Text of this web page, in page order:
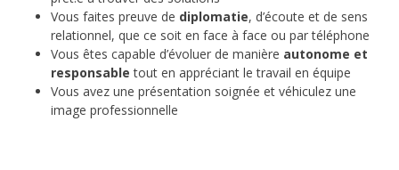
Vous faites preuve de diplomatie, d’écoute et de sens
relationnel, que ce soit en face à face ou par téléphone
Vous êtes capable d’évoluer de manière autonome et
responsable tout en appréciant le travail en équipe
Vous avez une présentation soignée et véhiculez une
image professionnelle